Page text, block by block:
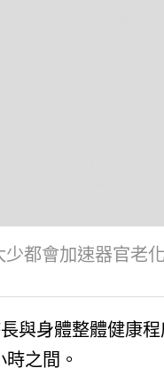
少都會加速器官老
與身體整體健康
時之間。